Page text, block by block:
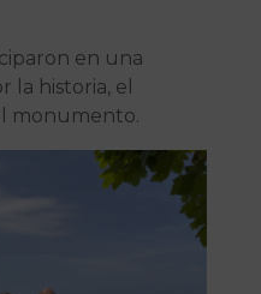
en una
la historia, el
monumento.